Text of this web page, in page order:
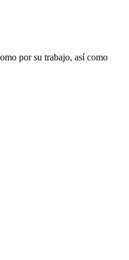
por su trabajo, así como